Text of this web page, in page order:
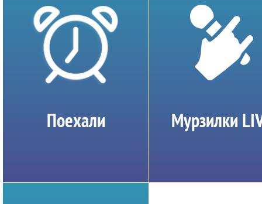
Поехали Мурзилки